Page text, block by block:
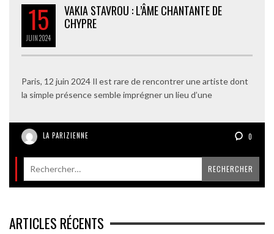
15
JUIN2024
VAKIA STAVROU : L’ÂME CHANTANTE DE
CHYPRE
Paris, 12 juin 2024 Il est rare de rencontrer une artiste dont
la simple présence semble imprégner un lieu d’une
LA PARIZIENNE 0
ARTICLES RÉCENTS